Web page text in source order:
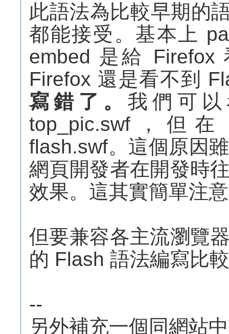
此語法為比較早期的
都能接受。基本上
embed 是給
Firefox 還是看不到
寫錯了。 我們可
top_pic.swf，但
flash.swf。這個原因
網頁開發者在開發時
效果。這其實簡單注
但要兼容各主流瀏覽
的 Flash 語法編寫比
--
另外補充一個同網站